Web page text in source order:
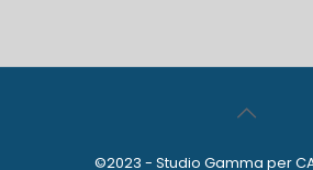
©2023 - Studio Gamma per CAI